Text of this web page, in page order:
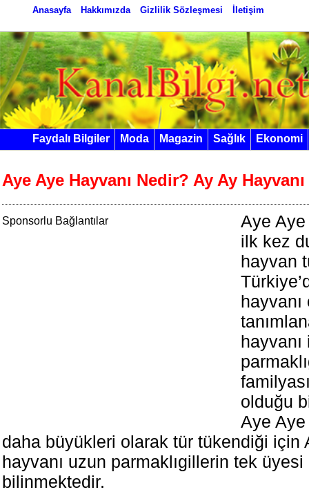
Anasayfa Hakkımızda Gizlilik Sözleşmesi İletişim
Faydalı Bilgiler Moda Magazin Sağlık Ekonomi
Aye Aye Hayvanı Nedir? Ay Ay
Sponsorlu Bağlantılar
Aye
ilk kez
hayvan
hayvanı
olduğu
Aye Aye
daha büyükleri olarak tür tükendiği için
hayvanı uzun parmaklıgillerin tek
bilinmektedir.